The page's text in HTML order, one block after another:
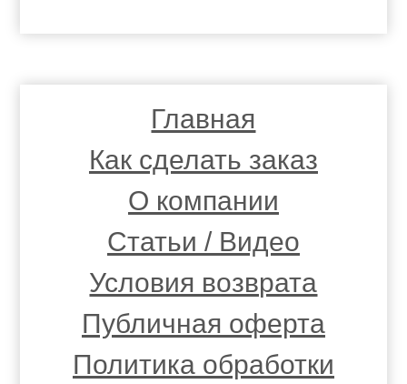
Главная
Как сделать заказ
О компании
Статьи / Видео
Условия возврата
Публичная оферта
Политика обработки